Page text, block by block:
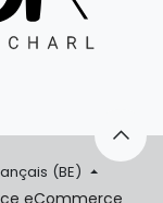
(BE)